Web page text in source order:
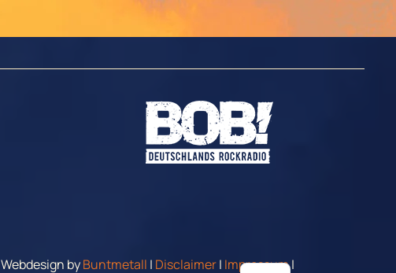
Webdesign byBuntmetall | Disclaimer| Impressum|